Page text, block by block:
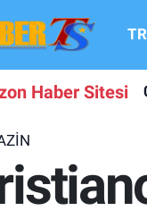
Haber Sitesi
Durumu ve Fikstür